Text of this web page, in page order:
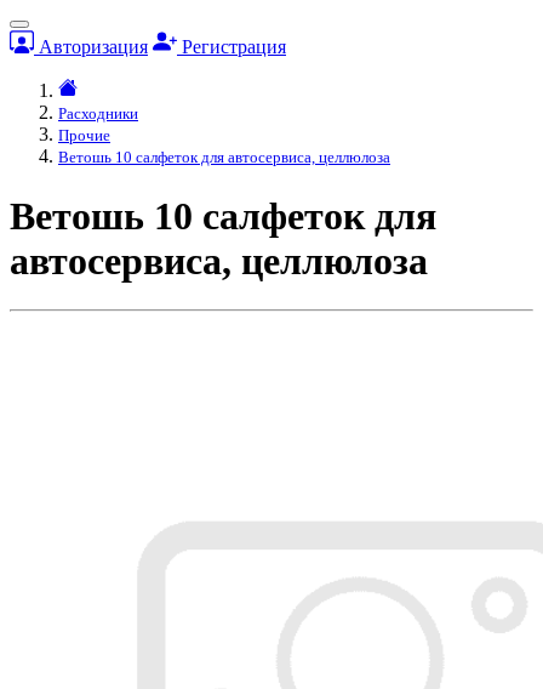
Авторизация Регистрация
Расходники
Прочие
Ветошь 10 салфеток для автосервиса, целлюлоза
Ветошь 10 салфеток для
автосервиса, целлюлоза